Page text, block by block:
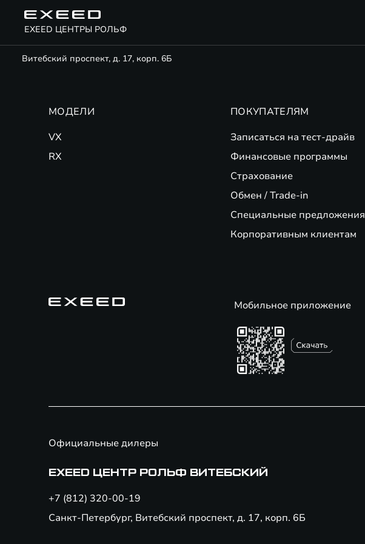
EXEED ЦЕНТРЫ РОЛЬФ
Витебский проспект, д. 17, корп. 6Б
МОДЕЛИ
VX
RX
ПОКУПАТЕЛЯМ
Записаться на тест-драйв
Финансовые программы
Страхование
Обмен / Trade-in
Специальные предложения
Корпоративным клиентам
Мобильное приложение
Официальные дилеры
EXEED ЦЕНТР РОЛЬФ ВИТЕБСКИЙ
+7 (812) 320-00-19
Санкт-Петербург, Витебский проспект, д. 17, корп. 6Б